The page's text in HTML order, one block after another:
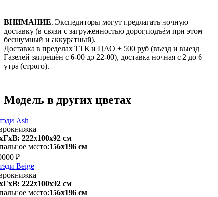
ВНИМАНИЕ. Экспедиторы могут предлагать ночную
доставку (в связи с загруженностью дорог,подъём при этом
бесшумный и аккуратный).
Доставка в пределах ТТК и ЦАO + 500 pуб (въезд и выезд
Газелей запрещён с 6-00 до 22-00), доставка ночная с 2 до 6
утра (строго).
Модель в других цветах
Ash
222х100x92 см
место:156х196 см
₽
Beige
222х100x92 см
место:156х196 см